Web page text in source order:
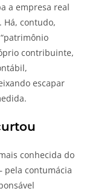
a empresa real
Há, contudo,
contribuinte,
escapar
conhecida do
contumácia